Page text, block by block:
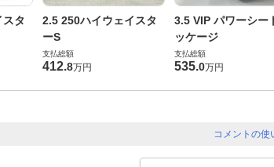
タ
2.5 250ハイウェイスタ
ーS
支払総額
412.8万円
3.5 VIP パワーシー
ッケージ
支払総額
535.0万円
コメントの使